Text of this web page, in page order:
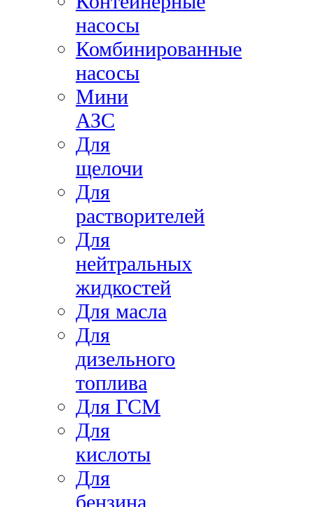
насосы
Комбинированные
насосы
Мини
АЗС
Для
щелочи
Для
растворителей
Для
нейтральных
жидкостей
Для масла
Для
дизельного
топлива
Для ГСМ
Для
кислоты
Для
бензина